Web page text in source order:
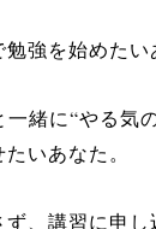
強を始めたい
緒に“やる気
たいあなた。
、講習に申